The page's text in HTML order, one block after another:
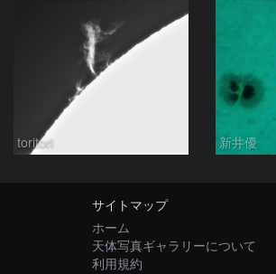
toritori 新井優
サイトマップ
ホーム
天体写真ギャラリーについて
利用規約